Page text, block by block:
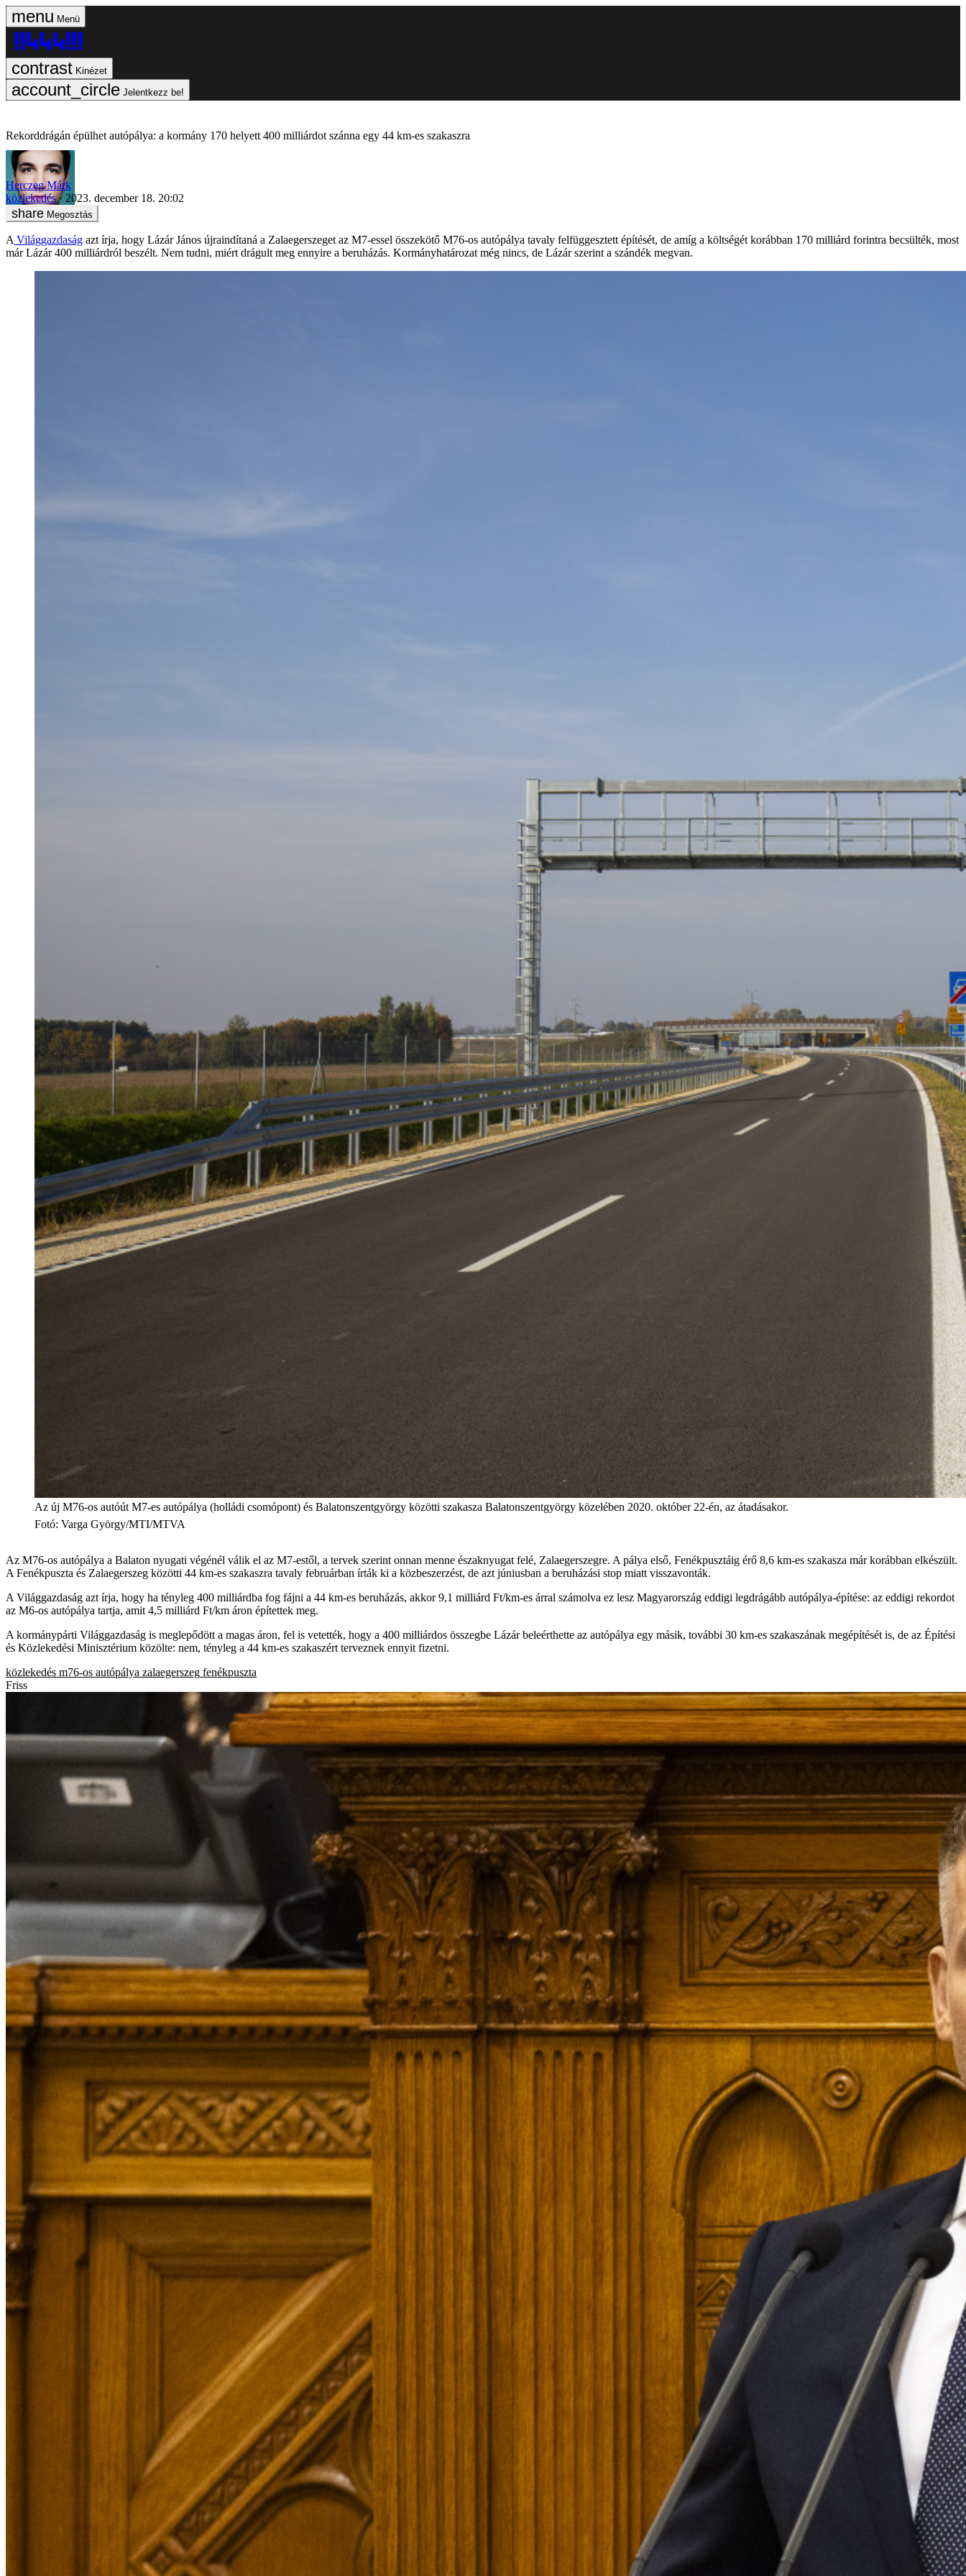
Menü
Kinézet
Jelentkezz be!
Rekorddrágán épülhet autópálya: a kormány 170 helyett 400 milliárdot szánna egy 44 km-es szakaszra
Herczeg Márk
közlekedés
2023. december 18. 20:02
Megosztás
A Világgazdaság azt írja, hogy Lázár János újraindítaná a Zalaegerszeget az M7-essel összekötő M76-os autópálya tavaly felfüggesztett építését, de amíg a költségét korábban 170 milliárd forintra becsülték, most
már Lázár 400 milliárdról beszélt. Nem tudni, miért drágult meg ennyire a beruházás. Kormányhatározat még nincs, de Lázár szerint a szándék megvan.
Az új M76-os autóút M7-es autópálya (holládi csomópont) és Balatonszentgyörgy közötti szakasza Balatonszentgyörgy közelében 2020. október 22-én, az átadásakor.
Fotó: Varga György/MTI/MTVA
Az M76-os autópálya a Balaton nyugati végénél válik el az M7-estől, a tervek szerint onnan menne északnyugat felé, Zalaegerszegre. A pálya első, Fenékpusztáig érő 8,6 km-es szakasza már korábban elkészült.
A Fenékpuszta és Zalaegerszeg közötti 44 km-es szakaszra tavaly februárban írták ki a közbeszerzést, de azt júniusban a beruházási stop miatt visszavonták.
A Világgazdaság azt írja, hogy ha tényleg 400 milliárdba fog fájni a 44 km-es beruházás, akkor 9,1 milliárd Ft/km-es árral számolva ez lesz Magyarország eddigi legdrágább autópálya-építése: az eddigi rekordot
az M6-os autópálya tartja, amit 4,5 milliárd Ft/km áron építettek meg.
A kormánypárti Világgazdaság is meglepődött a magas áron, fel is vetették, hogy a 400 milliárdos összegbe Lázár beleérthette az autópálya egy másik, további 30 km-es szakaszának megépítését is, de az Építési
és Közlekedési Minisztérium közölte: nem, tényleg a 44 km-es szakaszért terveznek ennyit fizetni.
közlekedés m76-os autópálya zalaegerszeg fenékpuszta
Friss